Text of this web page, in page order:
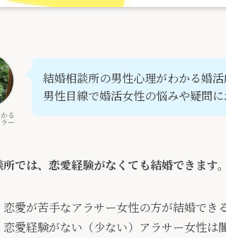
る
ー
結婚相談所の男性心理がわかる婚
男性目線で婚活女性の悩みや疑問に
では、恋愛経験がなくても結婚できます。
愛が苦手なアラサー女性の方が結婚でき
恋愛経験がない（少ない）アラサー女性